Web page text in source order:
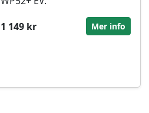
1 149 kr
Mer info